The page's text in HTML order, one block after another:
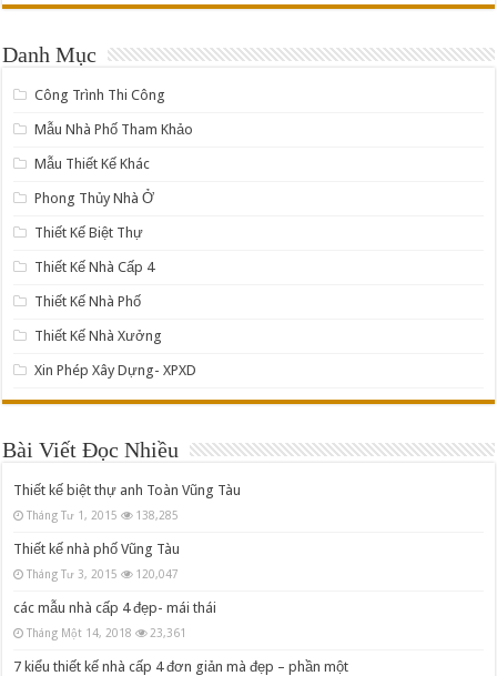
Danh Mục
Công Trình Thi Công
Mẫu Nhà Phố Tham Khảo
Mẫu Thiết Kế Khác
Phong Thủy Nhà Ở
Thiết Kế Biệt Thự
Thiết Kế Nhà Cấp 4
Thiết Kế Nhà Phố
Thiết Kế Nhà Xưởng
Xin Phép Xây Dựng- XPXD
Bài Viết Đọc Nhiều
Thiết kế biệt thự anh Toàn Vũng Tàu
Tháng Tư 1, 2015 138,285
Thiết kế nhà phố Vũng Tàu
Tháng Tư 3, 2015 120,047
các mẫu nhà cấp 4 đẹp- mái thái
Tháng Một 14, 2018 23,361
7 kiểu thiết kế nhà cấp 4 đơn giản mà đẹp – phần một